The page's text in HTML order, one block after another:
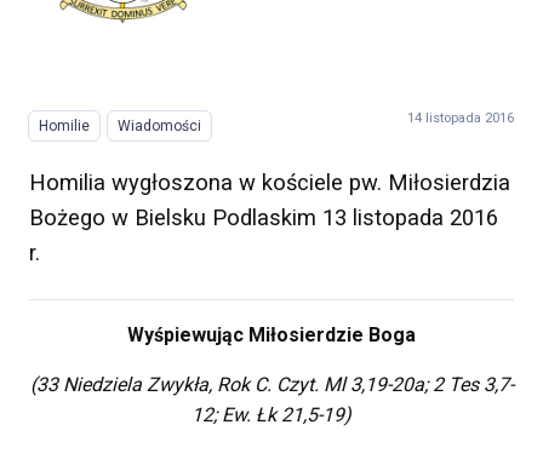
Homilie Wiadomości 14 listopada 2016
Homilia wygłoszona w kościele pw. Miłosierdzia
Bożego w Bielsku Podlaskim 13 listopada 2016
r.
Wyśpiewując Miłosierdzie Boga
(33 Niedziela Zwykła, Rok C. Czyt. Ml 3,19-20a; 2 Tes 3,7-
12; Ew. Łk 21,5-19)